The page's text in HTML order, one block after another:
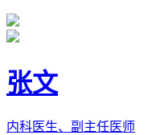
张文
内科医生、副主任医师